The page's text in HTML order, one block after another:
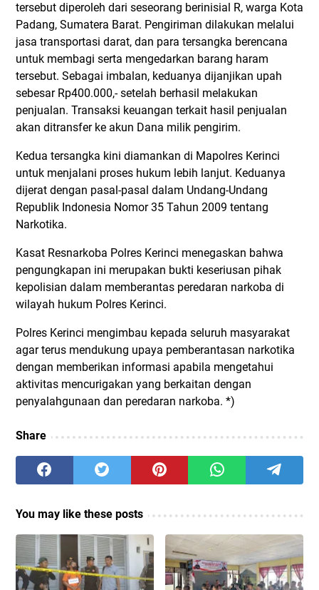
tersebut diperoleh dari seseorang berinisial R, warga Kota
Padang, Sumatera Barat. Pengiriman dilakukan melalui
jasa transportasi darat, dan para tersangka berencana
untuk membagi serta mengedarkan barang haram
tersebut. Sebagai imbalan, keduanya dijanjikan upah
sebesar Rp400.000,- setelah berhasil melakukan
penjualan. Transaksi keuangan terkait hasil penjualan
akan ditransfer ke akun Dana milik pengirim.
Kedua tersangka kini diamankan di Mapolres Kerinci
untuk menjalani proses hukum lebih lanjut. Keduanya
dijerat dengan pasal-pasal dalam Undang-Undang
Republik Indonesia Nomor 35 Tahun 2009 tentang
Narkotika.
Kasat Resnarkoba Polres Kerinci menegaskan bahwa
pengungkapan ini merupakan bukti keseriusan pihak
kepolisian dalam memberantas peredaran narkoba di
wilayah hukum Polres Kerinci.
Polres Kerinci mengimbau kepada seluruh masyarakat
agar terus mendukung upaya pemberantasan narkotika
dengan memberikan informasi apabila mengetahui
aktivitas mencurigakan yang berkaitan dengan
penyalahgunaan dan peredaran narkoba. *)
Share
You may like these posts